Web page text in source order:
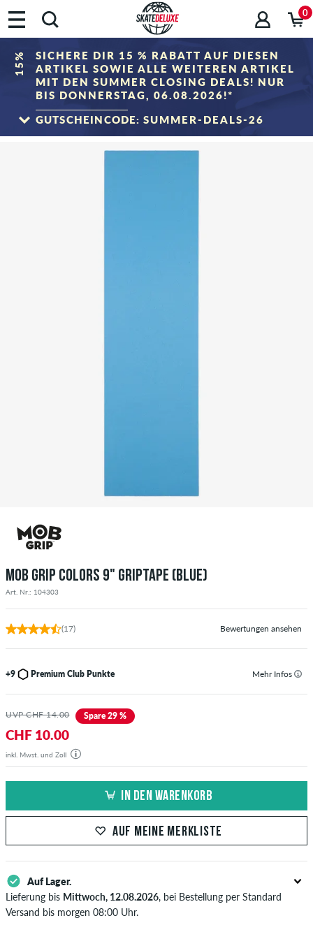
0
15%
SICHERE DIR 15 % RABATT AUF DIESEN
ARTIKEL SOWIE ALLE WEITEREN ARTIKEL
MIT DEN SUMMER CLOSING DEALS! NUR
BIS DONNERSTAG, 06.08.2026!*
GUTSCHEINCODE: SUMMER-DEALS-26
ZUM SALE
MOB GRIP COLORS 9" GRIPTAPE (BLUE)
Art. Nr.: 104303
(17) Bewertungen ansehen
+9 Premium Club Punkte Mehr Infos
UVP CHF 14.00 Spare 29 %
CHF 10.00
inkl. Mwst. und Zoll
IN DEN WARENKORB
AUF MEINE MERKLISTE
Auf Lager.
Lieferung bis Mittwoch, 12.08.2026, bei Bestellung per Standard
Versand bis morgen 08:00 Uhr.